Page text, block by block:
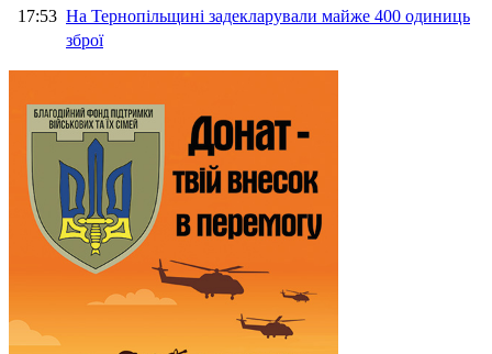
17:53 На Тернопільщині задекларували майже 400 одиниць
зброї